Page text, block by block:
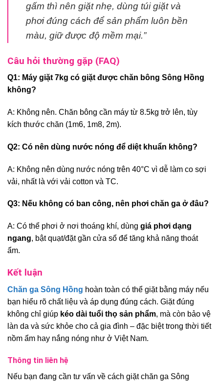
gấm thì nên giặt nhẹ, dùng túi giặt và
phơi đúng cách để sản phẩm luôn bền
màu, giữ được độ mềm mại.”
Câu hỏi thường gặp (FAQ)
Q1: Máy giặt 7kg có giặt được chăn bông Sông Hồng
không?
A: Không nên. Chăn bông cần máy từ 8.5kg trở lên, tùy
kích thước chăn (1m6, 1m8, 2m).
Q2: Có nên dùng nước nóng để diệt khuẩn không?
A: Không nên dùng nước nóng trên 40°C vì dễ làm co sợi
vải, nhất là với vải cotton và TC.
Q3: Nếu không có ban công, nên phơi chăn ga ở đâu?
A: Có thể phơi ở nơi thoáng khí, dùng giá phơi dạng
ngang, bật quạt/đặt gần cửa sổ để tăng khả năng thoát
ẩm.
Kết luận
Chăn ga Sông Hồng hoàn toàn có thể giặt bằng máy nếu
bạn hiểu rõ chất liệu và áp dụng đúng cách. Giặt đúng
không chỉ giúp kéo dài tuổi thọ sản phẩm, mà còn bảo vệ
làn da và sức khỏe cho cả gia đình – đặc biệt trong thời tiết
nồm ẩm hay nắng nóng như ở Việt Nam.
Thông tin liên hệ
Nếu bạn đang cần tư vấn về cách giặt chăn ga Sông